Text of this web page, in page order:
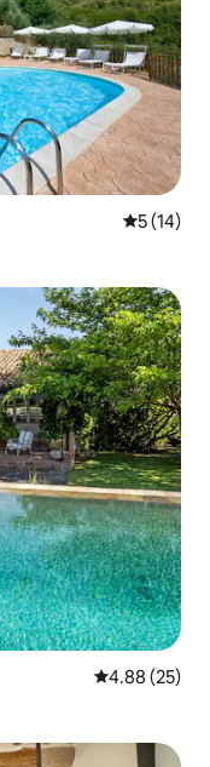
5 (14)
Calificación
4.88 (25)